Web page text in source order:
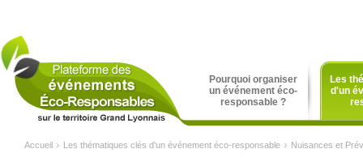
Pourquoi organiser
un événement éco-
responsable ?
Les
d'un
Accueil Les thématiques clés d'un événement éco-responsable Nuisances et